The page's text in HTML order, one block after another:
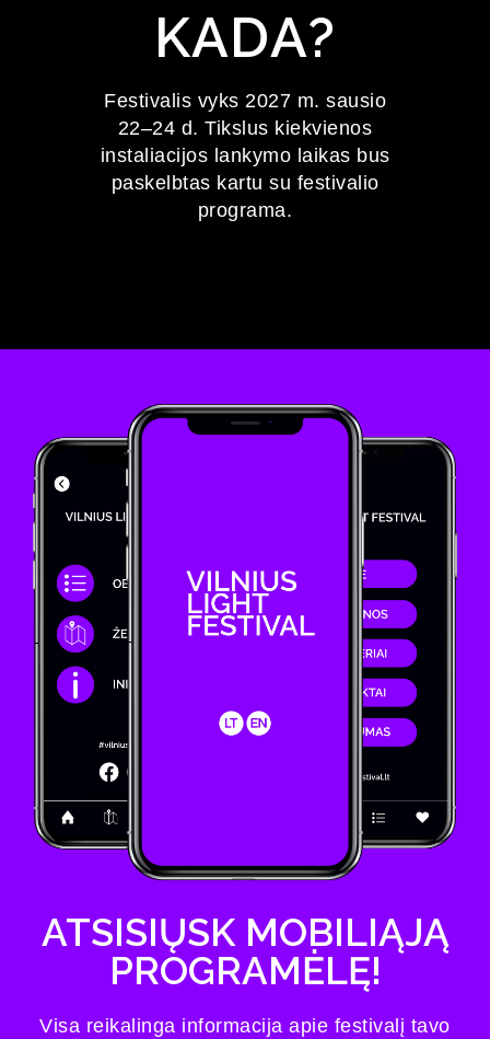
KADA?
Festivalis vyks 2027 m. sausio
22–24 d. Tikslus kiekvienos
instaliacijos lankymo laikas bus
paskelbtas kartu su festivalio
programa.
ATSISIŲSK MOBILIĄJĄ
PROGRAMĖLĘ!
Visa reikalinga informacija apie festivalį tavo